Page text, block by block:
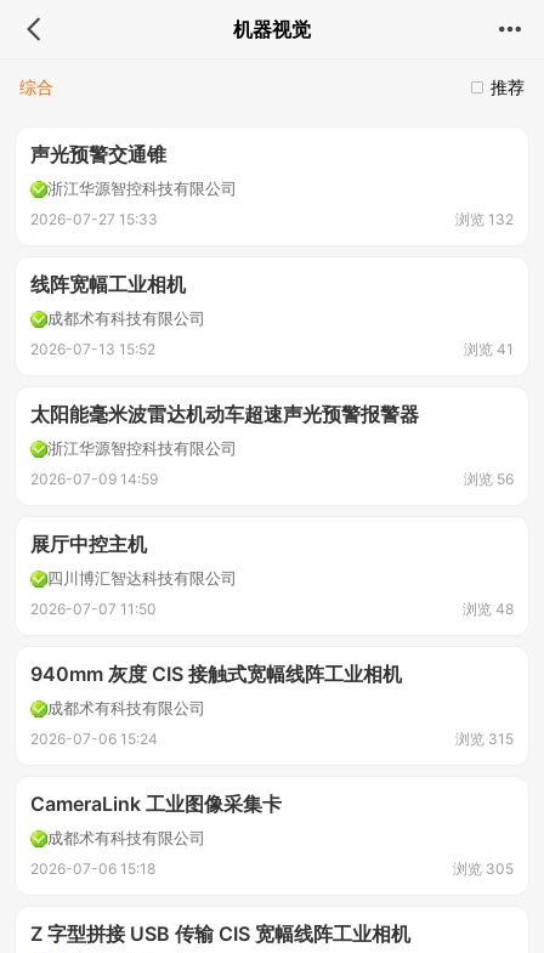
机器视觉
推荐
综合
声光预警交通锥
浙江华源智控科技有限公司
2026-07-27 15:33 浏览 132
线阵宽幅工业相机
成都术有科技有限公司
2026-07-13 15:52 浏览 41
太阳能毫米波雷达机动车超速声光预警报警器
浙江华源智控科技有限公司
2026-07-09 14:59 浏览 56
展厅中控主机
四川博汇智达科技有限公司
2026-07-07 11:50 浏览 48
940mm 灰度 CIS 接触式宽幅线阵工业相机
成都术有科技有限公司
2026-07-06 15:24 浏览 315
CameraLink 工业图像采集卡
成都术有科技有限公司
2026-07-06 15:18 浏览 305
Z 字型拼接 USB 传输 CIS 宽幅线阵工业相机